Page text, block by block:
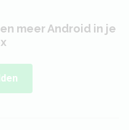
meer Android in je